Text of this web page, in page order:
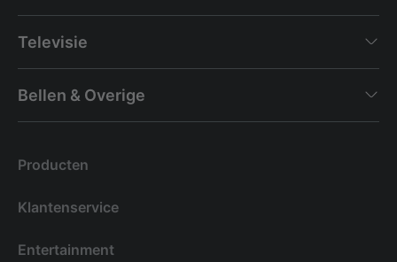
Televisie
Bellen & Overige
Producten
Klantenservice
Entertainment